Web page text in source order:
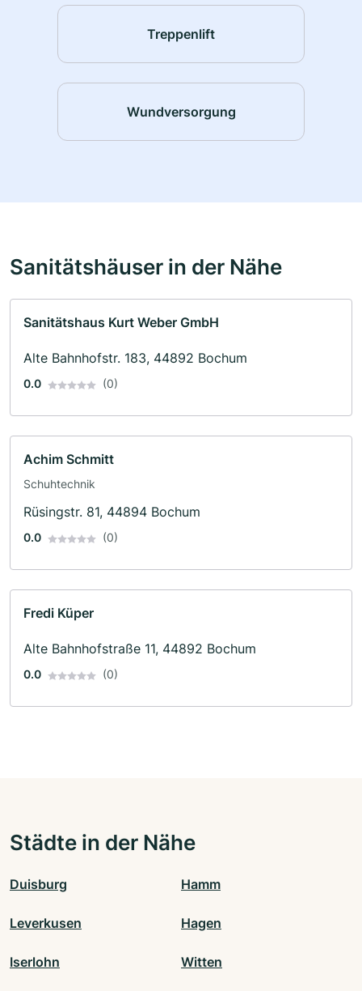
Treppenlift
Wundversorgung
Sanitätshäuser in der Nähe
Sanitätshaus Kurt Weber GmbH
Alte Bahnhofstr. 183, 44892 Bochum
0.0 (0)
Achim Schmitt
Schuhtechnik
Rüsingstr. 81, 44894 Bochum
0.0 (0)
Fredi Küper
Alte Bahnhofstraße 11, 44892 Bochum
0.0 (0)
Städte in der Nähe
Duisburg Hamm
Leverkusen Hagen
Iserlohn Witten